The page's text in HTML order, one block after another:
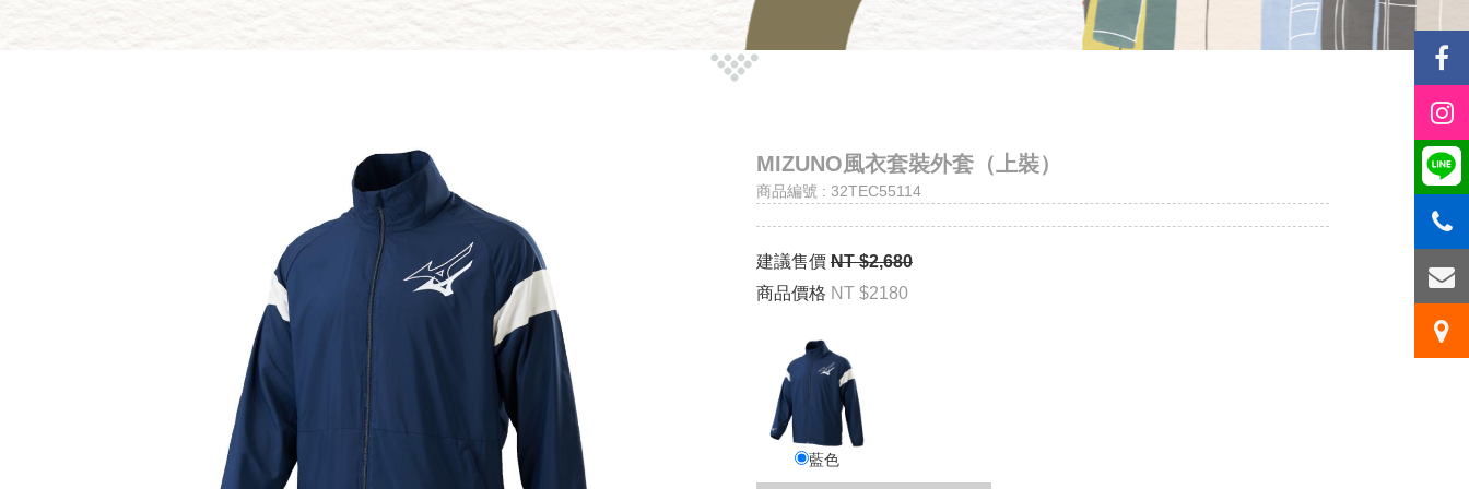
MIZUNO風衣套裝外套（上裝）
商品編號 : 32TEC55114
建議售價 NT $2,680
商品價格 NT $2180
藍色